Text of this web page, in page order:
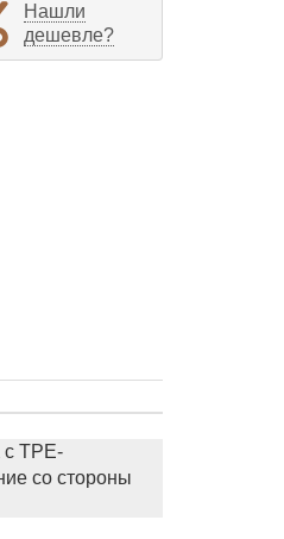
Нашли
дешевле?
с TPE-
со стороны